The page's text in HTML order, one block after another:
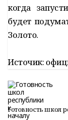
когда
будет
Золото.
Источик:
Готовность школ